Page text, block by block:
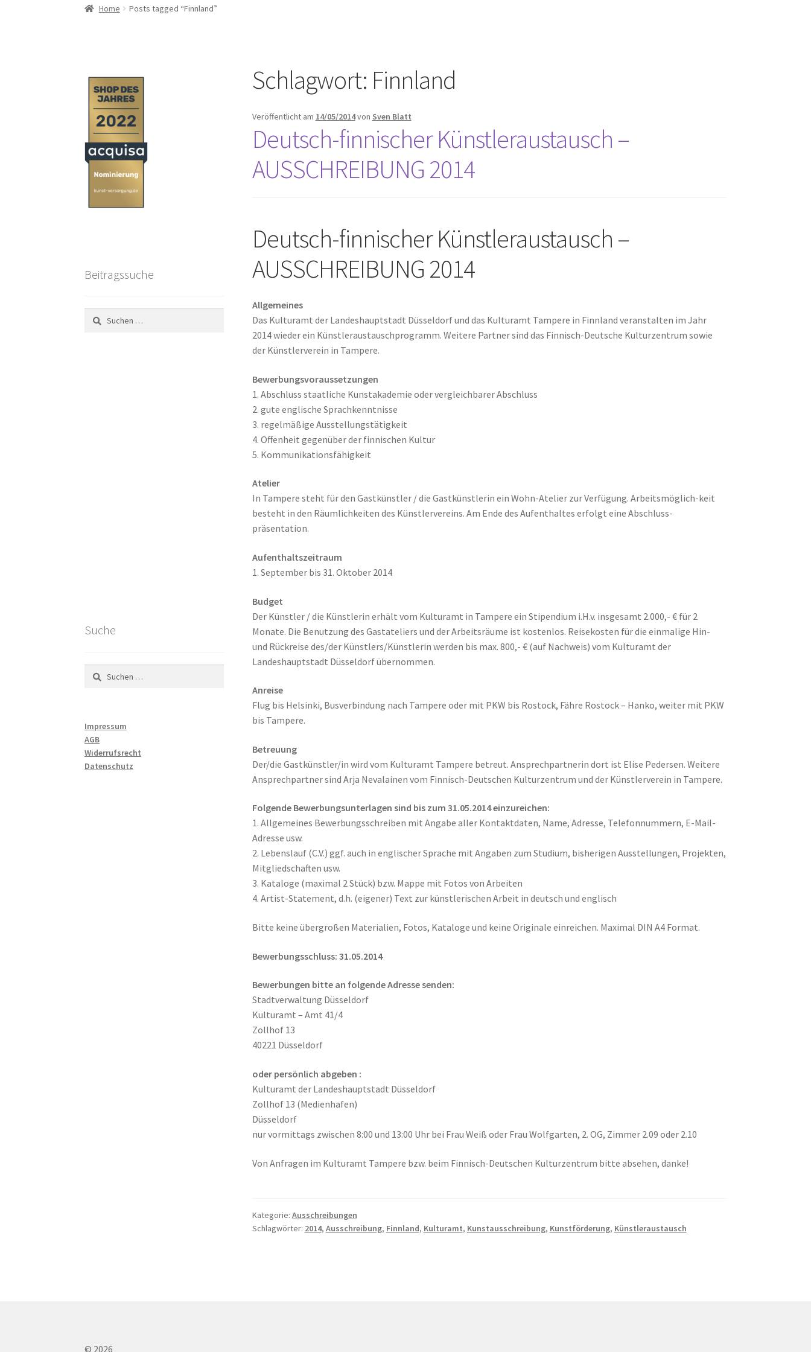
Home Posts tagged “Finnland”
Schlagwort: Finnland
Veröffentlicht am 14/05/2014von Sven Blatt
Deutsch-finnischer Künstleraustausch –
AUSSCHREIBUNG 2014
Deutsch-finnischer Künstleraustausch –
AUSSCHREIBUNG 2014
Allgemeines
Das Kulturamt der Landeshauptstadt Düsseldorf und das Kulturamt Tampere in Finnland veranstalten im Jahr
2014 wieder ein Künstleraustauschprogramm. Weitere Partner sind das Finnisch-Deutsche Kulturzentrum sowie
der Künstlerverein in Tampere.
Bewerbungsvoraussetzungen
1. Abschluss staatliche Kunstakademie oder vergleichbarer Abschluss
2. gute englische Sprachkenntnisse
3. regelmäßige Ausstellungstätigkeit
4. Offenheit gegenüber der finnischen Kultur
5. Kommunikationsfähigkeit
Atelier
In Tampere steht für den Gastkünstler / die Gastkünstlerin ein Wohn-Atelier zur Verfügung. Arbeitsmöglich-keit
besteht in den Räumlichkeiten des Künstlervereins. Am Ende des Aufenthaltes erfolgt eine Abschluss-
präsentation.
Aufenthaltszeitraum
1. September bis 31. Oktober 2014
Budget
Der Künstler / die Künstlerin erhält vom Kulturamt in Tampere ein Stipendium i.H.v. insgesamt 2.000,- € für 2
Monate. Die Benutzung des Gastateliers und der Arbeitsräume ist kostenlos. Reisekosten für die einmalige Hin-
und Rückreise des/der Künstlers/Künstlerin werden bis max. 800,- € (auf Nachweis) vom Kulturamt der
Landeshauptstadt Düsseldorf übernommen.
Anreise
Flug bis Helsinki, Busverbindung nach Tampere oder mit PKW bis Rostock, Fähre Rostock – Hanko, weiter mit PKW
bis Tampere.
Betreuung
Der/die Gastkünstler/in wird vom Kulturamt Tampere betreut. Ansprechpartnerin dort ist Elise Pedersen. Weitere
Ansprechpartner sind Arja Nevalainen vom Finnisch-Deutschen Kulturzentrum und der Künstlerverein in Tampere.
Folgende Bewerbungsunterlagen sind bis zum 31.05.2014 einzureichen:
1. Allgemeines Bewerbungsschreiben mit Angabe aller Kontaktdaten, Name, Adresse, Telefonnummern, E-Mail-
Adresse usw.
2. Lebenslauf (C.V.) ggf. auch in englischer Sprache mit Angaben zum Studium, bisherigen Ausstellungen, Projekten,
Mitgliedschaften usw.
3. Kataloge (maximal 2 Stück) bzw. Mappe mit Fotos von Arbeiten
4. Artist-Statement, d.h. (eigener) Text zur künstlerischen Arbeit in deutsch und englisch
Bitte keine übergroßen Materialien, Fotos, Kataloge und keine Originale einreichen. Maximal DIN A4 Format.
Bewerbungsschluss: 31.05.2014
Bewerbungen bitte an folgende Adresse senden:
Stadtverwaltung Düsseldorf
Kulturamt – Amt 41/4
Zollhof 13
40221 Düsseldorf
oder persönlich abgeben :
Kulturamt der Landeshauptstadt Düsseldorf
Zollhof 13 (Medienhafen)
Düsseldorf
nur vormittags zwischen 8:00 und 13:00 Uhr bei Frau Weiß oder Frau Wolfgarten, 2. OG, Zimmer 2.09 oder 2.10
Von Anfragen im Kulturamt Tampere bzw. beim Finnisch-Deutschen Kulturzentrum bitte absehen, danke!
Kategorie: Ausschreibungen
Schlagwörter: 2014, Ausschreibung, Finnland, Kulturamt, Kunstausschreibung, Kunstförderung, Künstleraustausch
Beitragssuche
Suchen
nach:
Suche
Suchen
nach:
Impressum
AGB
Widerrufsrecht
Datenschutz
© 2026